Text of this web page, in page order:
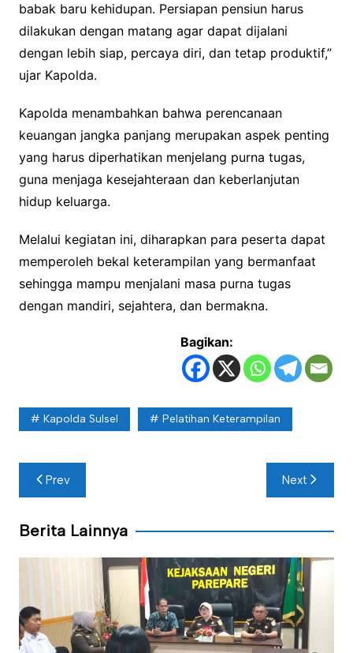
babak baru kehidupan. Persiapan pensiun harus
dilakukan dengan matang agar dapat dijalani
dengan lebih siap, percaya diri, dan tetap produktif,”
ujar Kapolda.
Kapolda menambahkan bahwa perencanaan
keuangan jangka panjang merupakan aspek penting
yang harus diperhatikan menjelang purna tugas,
guna menjaga kesejahteraan dan keberlanjutan
hidup keluarga.
Melalui kegiatan ini, diharapkan para peserta dapat
memperoleh bekal keterampilan yang bermanfaat
sehingga mampu menjalani masa purna tugas
dengan mandiri, sejahtera, dan bermakna.
Bagikan:
Kapolda Sulsel Pelatihan Keterampilan
Navigasi
pos
Prev Next
Berita Lainnya